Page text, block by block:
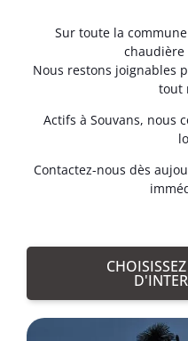
Sur toute la
chaudière
Nous restons joignables
tout
Actifs à Souvans, nous
Contactez-nous dès